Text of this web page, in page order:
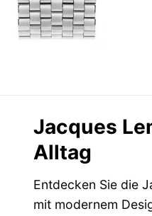
Jacques
Alltag
Entdecken Sie die
mit modernem